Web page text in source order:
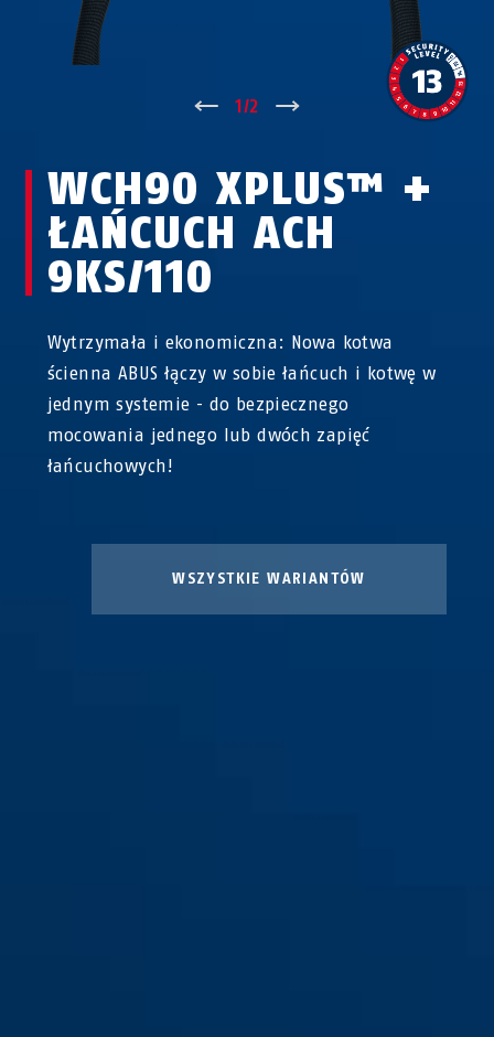
1/2
WCH90 XPLUS™ +
ŁAŃCUCH ACH
9KS/110
Wytrzymała i ekonomiczna: Nowa kotwa
ścienna ABUS łączy w sobie łańcuch i kotwę w
jednym systemie - do bezpiecznego
mocowania jednego lub dwóch zapięć
łańcuchowych!
WSZYSTKIE WARIANTÓW